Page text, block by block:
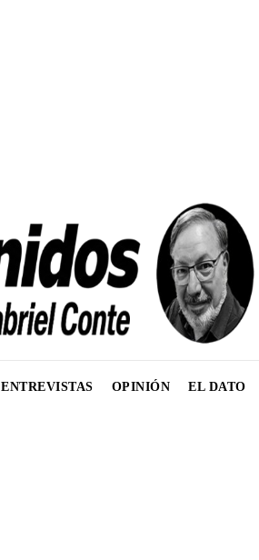
ENTREVISTAS OPINIÓN EL DATO